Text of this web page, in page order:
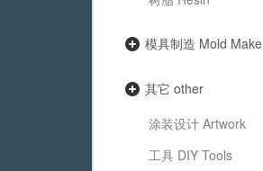
模具制造 Mold Make
其它 other
涂装设计 Artwork
工具 DIY Tools